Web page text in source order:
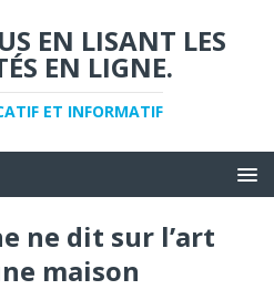
EN LISANT LES
EN LIGNE.
ET INFORMATIF
ne dit sur l’art
maison